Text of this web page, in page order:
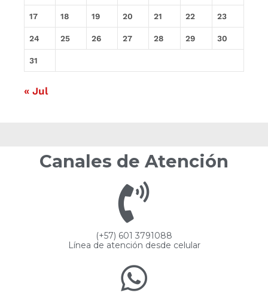
17 18 19 20 21 22 23
24 25 26 27 28 29 30
31
« Jul
Canales de Atención
(+57) 601 3791088
Línea de atención desde celular